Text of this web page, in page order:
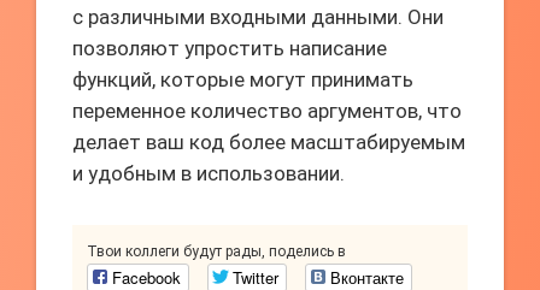
с различными входными данными. Они
позволяют упростить написание
функций, которые могут принимать
переменное количество аргументов, что
делает ваш код более масштабируемым
и удобным в использовании.
Твои коллеги будут рады, поделись в
Facebook Twitter Вконтакте